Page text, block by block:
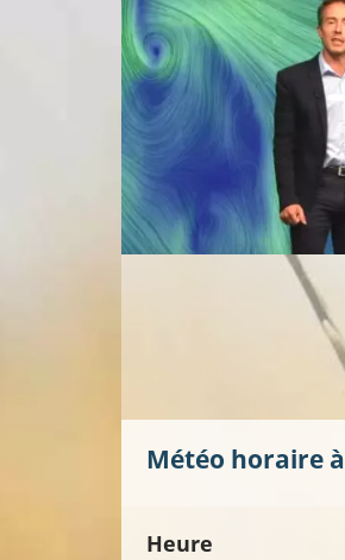
Météo horaire à
Heure